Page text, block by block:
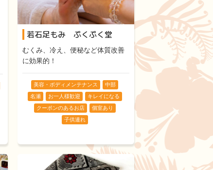
若石足もみ ぷくぷく堂
むくみ、冷え、便秘など体質改善
に効果的！
美容・ボディメンテナンス
中部
名瀬
お一人様歓迎
キレイになる
クーポンのあるお店
個室あり
子供連れ